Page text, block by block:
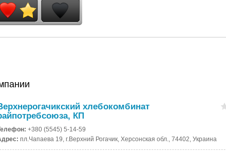
хлебокомбинат
КП
+380 (5545) 5-14-59
пл.Чапаева 19, г.Верхний Рогачик, Херсонская обл., 74402, Украина